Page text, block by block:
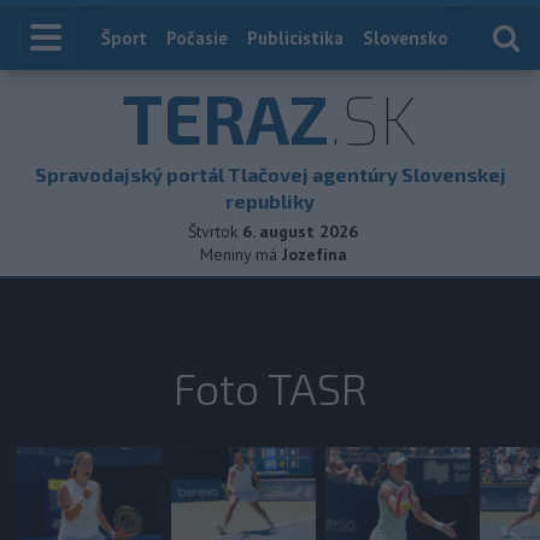
Index
Šport Počasie Publicistika Slovensko
TERAZ.SK
Spravodajský portál Tlačovej agentúry Slovenskej
republiky
Štvrtok 6. august 2026
Meniny má Jozefína
Foto TASR